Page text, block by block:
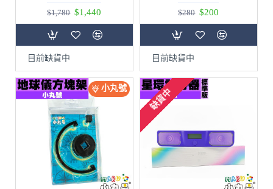
$1,440
$1,780
目前缺貨中
$200
$280
目前缺貨中
小丸號 缺貨中